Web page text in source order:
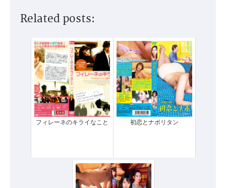
Related posts:
フィレーネのキライなこと 初恋とナポリタン